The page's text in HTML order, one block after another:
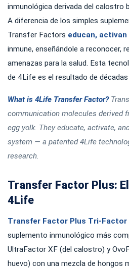
inmunológica derivada del calostro
A diferencia de los simples
Transfer Factors educan, activan
inmune, enseñándole a reconocer,
amenazas para la salud. Esta
de 4Life es el resultado de
What is 4Life Transfer Factor?
communication molecules derived
egg yolk. They educate, activate,
system — a patented 4Life
research.
Transfer Factor Plus:
4Life
Transfer Factor Plus Tri-Factor
suplemento inmunológico más
UltraFactor XF (del calostro) y
huevo) con una mezcla de hongos